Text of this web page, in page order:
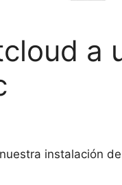
a
instalación